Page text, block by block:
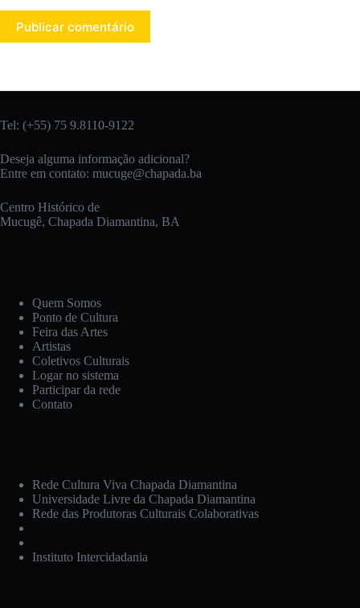
Publicar comentário
Tel: (+55) 75 9.8110-9122
Deseja alguma informação adicional?
Entre em contato: mucuge@chapada.ba
Centro Histórico de
Mucugê, Chapada Diamantina, BA
Quem Somos
Ponto de Cultura
Feira das Artes
Artistas
Coletivos Culturais
Logar no sistema
Participar da rede
Contato
Rede Cultura Viva Chapada Diamantina
Universidade Livre da Chapada Diamantina
Rede das Produtoras Culturais Colaborativas
Instituto Intercidadania